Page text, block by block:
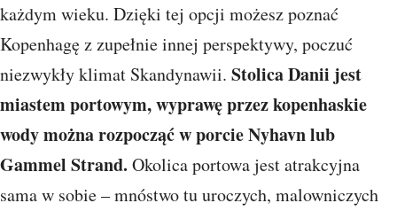
każdym wieku. Dzięki tej opcji możesz poznać
Kopenhagę z zupełnie innej perspektywy, poczuć
niezwykły klimat Skandynawii. Stolica Danii jest
miastem portowym, wyprawę przez kopenhaskie
wody można rozpocząć w porcie Nyhavn lub
Gammel Strand. Okolica portowa jest atrakcyjna
sama w sobie – mnóstwo tu uroczych, malowniczych